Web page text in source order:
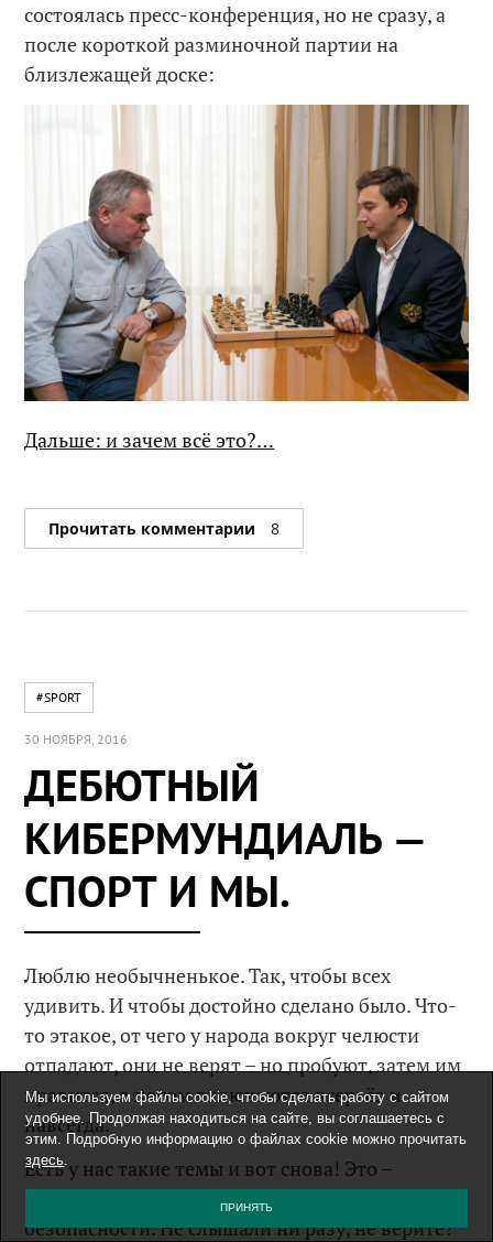
состоялась пресс-конференция, но не сразу, а
после короткой разминочной партии на
близлежащей доске:
Дальше: и зачем всё это?…
Прочитать комментарии 8
#SPORT
30 НОЯБРЯ, 2016
ДЕБЮТНЫЙ
КИБЕРМУНДИАЛЬ —
СПОРТ И МЫ.
Люблю необычненькое. Так, чтобы всех
удивить. И чтобы достойно сделано было. Что-
то этакое, от чего у народа вокруг челюсти
отпадают, они не верят – но пробуют, затем им
нравится, а потом включаются всерьёз и
навсегда.
Есть у нас такие темы и вот снова! Это –
настольная(!) игра-симулятор по компьтерной
безопасности. Не слышали ни разу, не верите?
Мы используем файлы cookie, чтобы сделать работу с сайтом
удобнее. Продолжая находиться на сайте, вы соглашаетесь с
этим. Подробную информацию о файлах cookie можно прочитать
здесь.
ПРИНЯТЬ